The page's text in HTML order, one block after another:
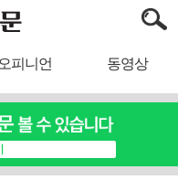
오피니언 동영상